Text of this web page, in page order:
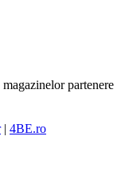
partenere
| 4BE.ro